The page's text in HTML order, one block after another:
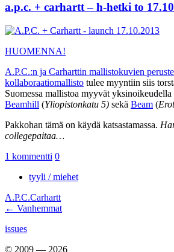
a.p.c. + carhartt – h-hetki to
HUOMENNA!
A.P.C.:n ja Carharttin mallistokuvien
kollaboraatiomallisto tulee myyntiin siis
Suomessa mallistoa myyvät yksinoikeudella
Beamhill (Yliopistonkatu 5) sekä Beam (
Pakkohan tämä on käydä katsastamassa.
collegepaitaa…
1 kommentti 0
tyyli / miehet
A.P.C.Carhartt
Navigointi
← Vanhemmat
issues
© 2009 — 2026